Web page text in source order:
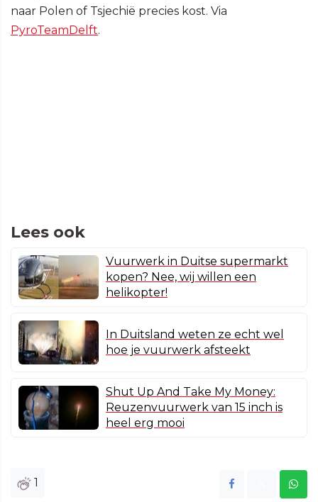
naar Polen of Tsjechië precies kost. Via
PyroTeamDelft.
Lees ook
Vuurwerk in Duitse supermarkt
kopen? Nee, wij willen een
helikopter!
In Duitsland weten ze echt wel
hoe je vuurwerk afsteekt
Shut Up And Take My Money:
Reuzenvuurwerk van 15 inch is
heel erg mooi
1